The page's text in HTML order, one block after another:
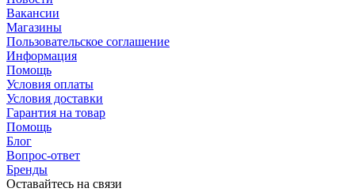
Вакансии
Магазины
Пользовательское соглашение
Информация
Помощь
Условия оплаты
Условия доставки
Гарантия на товар
Помощь
Блог
Вопрос-ответ
Бренды
Оставайтесь на связи